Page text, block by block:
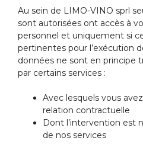
Au sein de LIMO-VINO sprl
sont autorisées ont accès à
personnel et uniquement si
pertinentes pour l’exécution
données ne sont en principe
par certains services :
Avec lesquels vous
relation contractuelle
Dont l’intervention est
de nos services